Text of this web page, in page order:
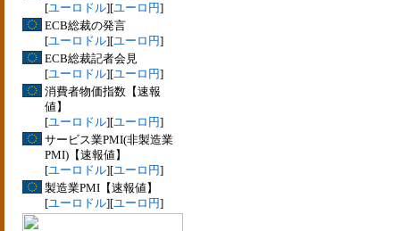
[ユーロドル][ユーロ円]
ECB総裁の発言
[ユーロドル][ユーロ円]
ECB総裁記者会見
[ユーロドル][ユーロ円]
消費者物価指数【速報
値】
[ユーロドル][ユーロ円]
サービス業PMI(非製造業
PMI)【速報値】
[ユーロドル][ユーロ円]
製造業PMI【速報値】
[ユーロドル][ユーロ円]